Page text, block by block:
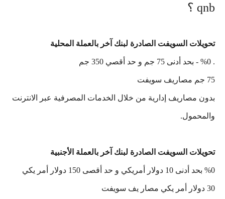
qnb ؟
تحويلات السويفت الصادرة لبنك آخر بالعملة المحلية
. %0 - بحد أدنى 75 جم و حد أقصي 350 جم
75 جم مصاريف سويفت
بدون مصاريف إدارية من خلال الخدمات المصرفية عبر الانترنت
والمحمول.
تحويلات السويفت الصادرة لبنك آخر بالعملة الأجنبية
%0 بحد أدنى 10 دولار أمريكي و حد أقصى 150 دولار أمر يكي
30 دولار أمر يكي مصار يف سويفت